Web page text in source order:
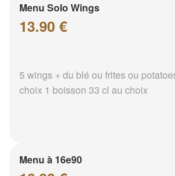
Menu Solo Wings
13.90 €
5 wings + du blé ou frites ou
choix 1 boisson 33 cl au choix
Menu à 16e90